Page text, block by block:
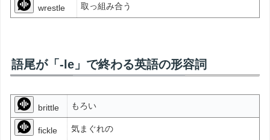
wrestle 取っ組み合う
語尾が「-le」で終わる英語の形容詞
brittle もろい
fickle 気まぐれの